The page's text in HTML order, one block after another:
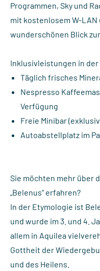
Programmen, Sky und
mit kostenlosem W-
wunderschönen Blick
Inklusivleistungen in
Täglich frisches
Nespresso
Verfügung
Freie Minibar
Autoabstellplatz im
Sie möchten mehr über
„Belenus“ erfahren?
In der Etymologie ist
und wurde im 3. und 4.
allem in Aquilea
Gottheit der
und des Heilens.